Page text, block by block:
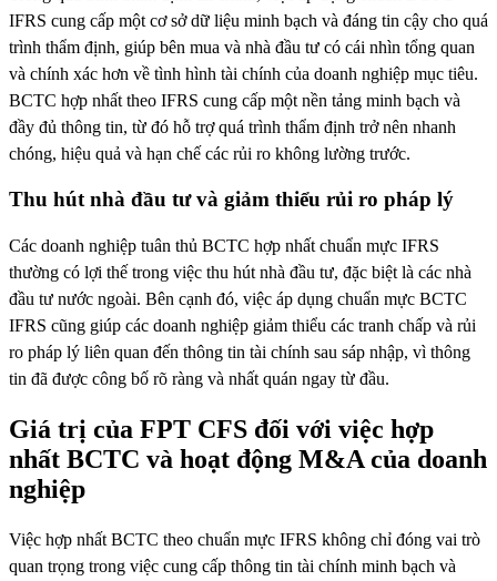
IFRS cung cấp một cơ sở dữ liệu minh bạch và đáng tin cậy cho quá
trình thẩm định, giúp bên mua và nhà đầu tư có cái nhìn tổng quan
và chính xác hơn về tình hình tài chính của doanh nghiệp mục tiêu.
BCTC hợp nhất theo IFRS cung cấp một nền tảng minh bạch và
đầy đủ thông tin, từ đó hỗ trợ quá trình thẩm định trở nên nhanh
chóng, hiệu quả và hạn chế các rủi ro không lường trước.
Thu hút nhà đầu tư và giảm thiểu rủi ro pháp lý
Các doanh nghiệp tuân thủ BCTC hợp nhất chuẩn mực IFRS
thường có lợi thế trong việc thu hút nhà đầu tư, đặc biệt là các nhà
đầu tư nước ngoài. Bên cạnh đó, việc áp dụng chuẩn mực BCTC
IFRS cũng giúp các doanh nghiệp giảm thiểu các tranh chấp và rủi
ro pháp lý liên quan đến thông tin tài chính sau sáp nhập, vì thông
tin đã được công bố rõ ràng và nhất quán ngay từ đầu.
Giá trị của FPT CFS đối với việc hợp
nhất BCTC và hoạt động M&A của doanh
nghiệp
Việc hợp nhất BCTC theo chuẩn mực IFRS không chỉ đóng vai trò
quan trọng trong việc cung cấp thông tin tài chính minh bạch và